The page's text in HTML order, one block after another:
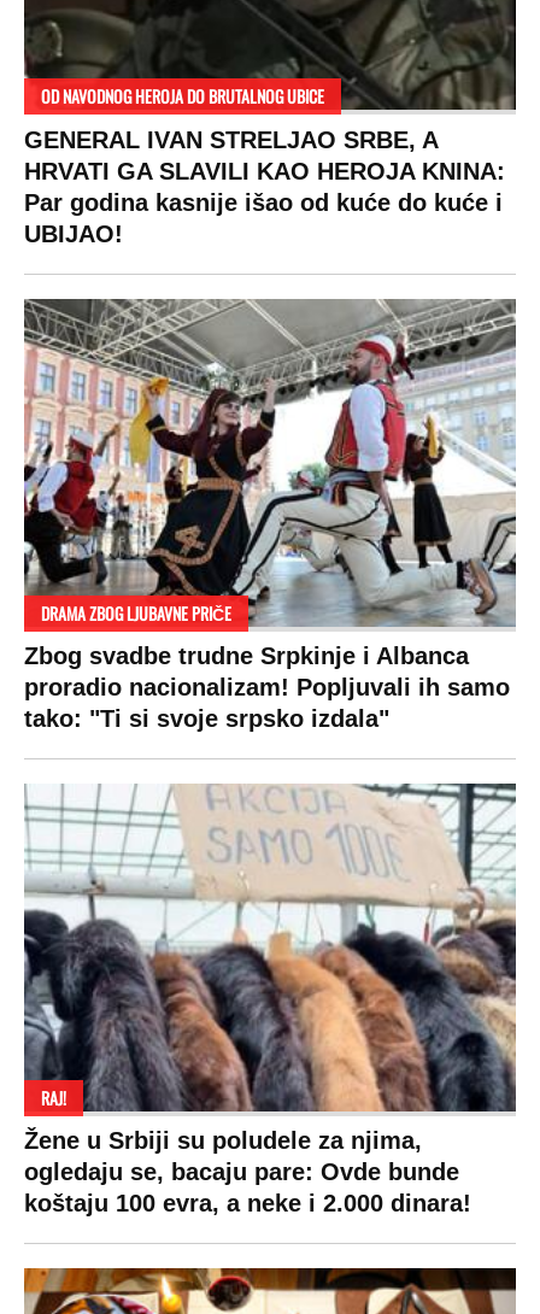
OD NAVODNOG HEROJA DO BRUTALNOG UBICE
GENERAL IVAN STRELJAO SRBE, A
HRVATI GA SLAVILI KAO HEROJA KNINA:
Par godina kasnije išao od kuće do kuće i
UBIJAO!
DRAMA ZBOG LJUBAVNE PRIČE
Zbog svadbe trudne Srpkinje i Albanca
proradio nacionalizam! Popljuvali ih samo
tako: "Ti si svoje srpsko izdala"
RAJ!
Žene u Srbiji su poludele za njima,
ogledaju se, bacaju pare: Ovde bunde
koštaju 100 evra, a neke i 2.000 dinara!